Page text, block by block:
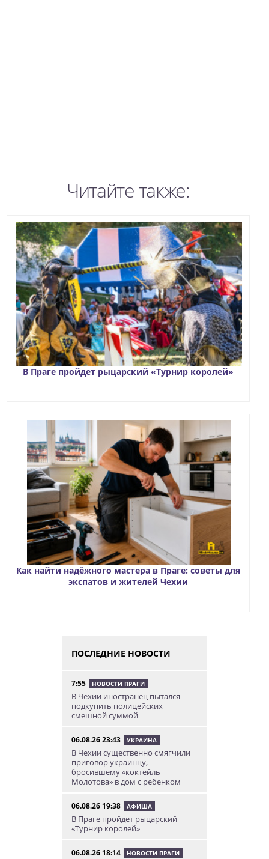
Читайте также:
В Праге пройдет рыцарский «Турнир королей»
Как найти надёжного мастера в Праге: советы для
экспатов и жителей Чехии
ПОСЛЕДНИЕ НОВОСТИ
7:55 НОВОСТИ ПРАГИ
В Чехии иностранец пытался
подкупить полицейских
смешной суммой
06.08.26 23:43 УКРАИНА
В Чехии существенно смягчили
приговор украинцу,
бросившему «коктейль
Молотова» в дом с ребенком
06.08.26 19:38 АФИША
В Праге пройдет рыцарский
«Турнир королей»
06.08.26 18:14 НОВОСТИ ПРАГИ